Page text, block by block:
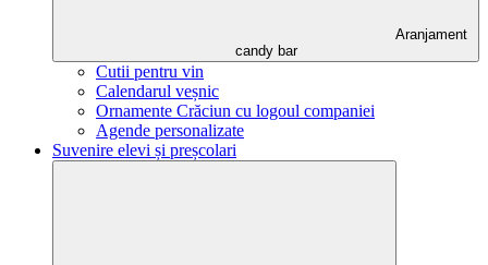
Aranjament
candy bar
Cutii pentru vin
Calendarul veșnic
Ornamente Crăciun cu logoul companiei
Agende personalizate
Suvenire elevi și preșcolari